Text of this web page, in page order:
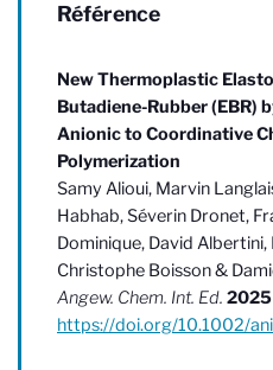
Référence
New Thermoplastic
Butadiene-Rubber (EBR)
Anionic to Coordinative
Polymerization
Samy Alioui, Marvin
Habhab, Séverin Dronet,
Dominique, David Albertini,
Christophe Boisson &
Angew. Chem. Int. Ed. 2025
https://doi.org/10.1002/